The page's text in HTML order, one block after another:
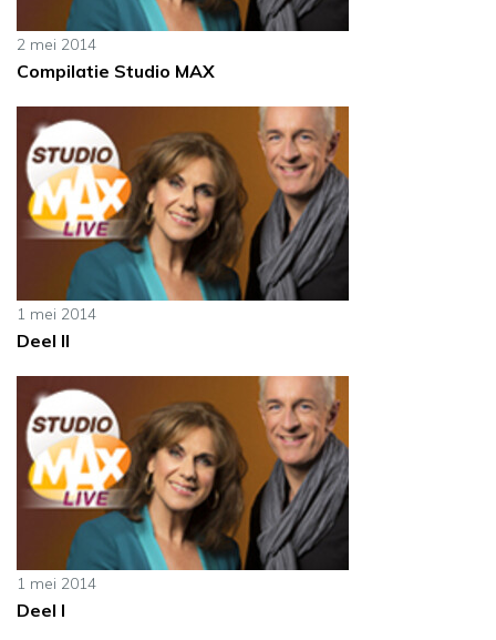
2 mei 2014
Compilatie Studio MAX
1 mei 2014
Deel II
1 mei 2014
Deel I